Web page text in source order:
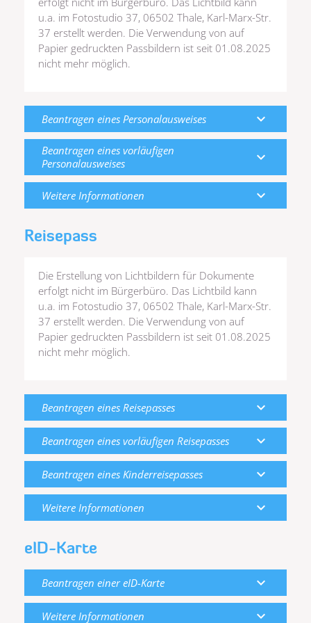
u.a. im Fotostudio 37, 06502 Thale, Karl-Marx-Str.
37 erstellt werden. Die Verwendung von auf
Papier gedruckten Passbildern ist seit 01.08.2025
nicht mehr möglich.
Beantragen eines Personalausweises expand_more
Beantragen eines vorläufigen
Personalausweises
expand_more
Weitere Informationen expand_more
Reisepass
Die Erstellung von Lichtbildern für Dokumente
erfolgt nicht im Bürgerbüro. Das Lichtbild kann
u.a. im Fotostudio 37, 06502 Thale, Karl-Marx-Str.
37 erstellt werden. Die Verwendung von auf
Papier gedruckten Passbildern ist seit 01.08.2025
nicht mehr möglich.
Beantragen eines Reisepasses expand_more
Beantragen eines vorläufigen Reisepasses expand_more
Beantragen eines Kinderreisepasses expand_more
Weitere Informationen expand_more
eID-Karte
Beantragen einer eID-Karte expand_more
Weitere Informationen expand_more